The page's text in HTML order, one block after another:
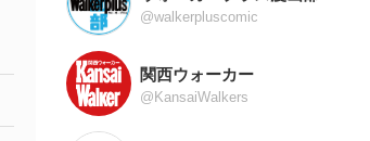
@walkerpluscomic
関西ウォーカー
@KansaiWalkers